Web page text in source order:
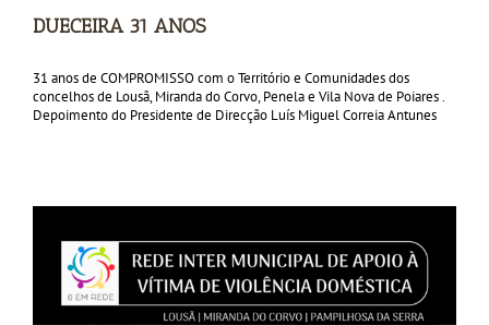
DUECEIRA 31 ANOS
31 anos de COMPROMISSO com o Território e Comunidades dos
concelhos de Lousã, Miranda do Corvo, Penela e Vila Nova de Poiares .
Depoimento do Presidente de Direcção Luís Miguel Correia Antunes